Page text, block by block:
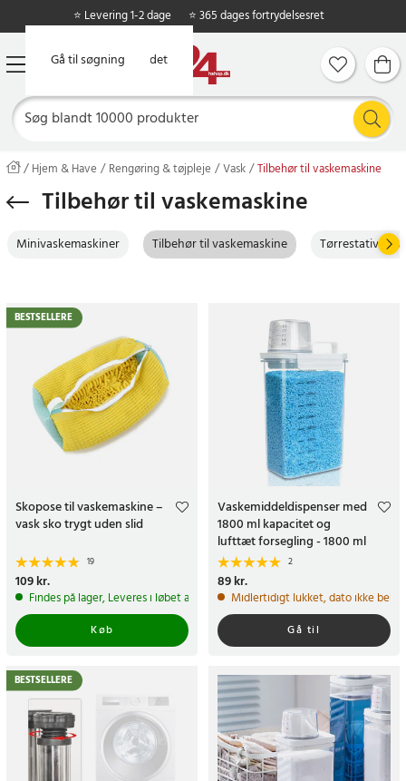
Gå til hovedindholdet
Gå til søgning
⭐ Levering 1-2 dage ⭐ 365 dages fortrydelsesret
Hjem & Have Rengøring & tøjpleje Vask Tilbehør til vaskemaskine
Tilbehør til vaskemaskine
Minivaskemaskiner Tilbehør til vaskemaskine Tørrestativer
BESTSELLERE
Skopose til vaskemaskine –
vask sko trygt uden slid
19
Pris:109 kr.
109 kr.
Findes på lager, Leveres i løbet af 1-2 hverdage
Køb
Vaskemiddeldispenser med
1800 ml kapacitet og
lufttæt forsegling - 1800 ml
2
Pris:89 kr.
89 kr.
Midlertidigt lukket, dato ikke
Gå til
BESTSELLERE